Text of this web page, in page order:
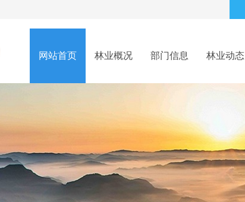
网站首页 林业概况 部门信息 林业动态